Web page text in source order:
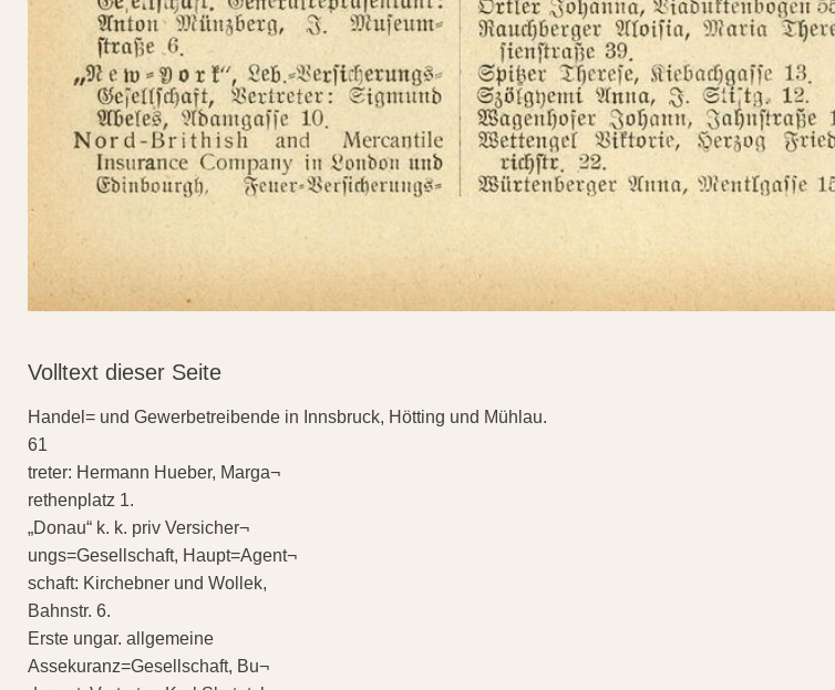
Volltext dieser Seite
Handel= und Gewerbetreibende in Innsbruck, Hötting und Mühlau.
61
treter: Hermann Hueber, Marga¬
rethenplatz 1.
„Donau“ k. k. priv Versicher¬
ungs=Gesellschaft, Haupt=Agent¬
schaft: Kirchebner und Wollek,
Bahnstr. 6.
Erste ungar. allgemeine
Assekuranz=Gesellschaft, Bu¬